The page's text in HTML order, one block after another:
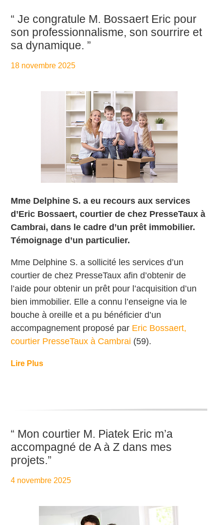
“ Je congratule M. Bossaert Eric pour
son professionnalisme, son sourrire et
sa dynamique. ”
18 novembre 2025
Mme Delphine S. a eu recours aux services
d’Eric Bossaert, courtier de chez PresseTaux à
Cambrai, dans le cadre d’un prêt immobilier.
Témoignage d’un particulier.
Mme Delphine S. a sollicité les services d’un
courtier de chez PresseTaux afin d’obtenir de
l’aide pour obtenir un prêt pour l’acquisition d’un
bien immobilier. Elle aconnu l’enseigne via le
bouche à oreille et a pu bénéficier d’un
accompagnement proposé par Eric Bossaert,
courtier PresseTaux à Cambrai (59).
Lire Plus
“ Mon courtier M. Piatek Eric m’a
accompagné de A à Z dans mes
projets.”
4 novembre 2025